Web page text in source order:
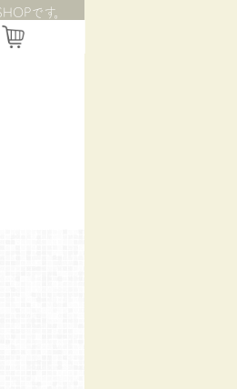
です。